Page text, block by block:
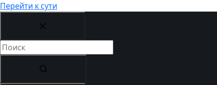
Перейти к сути